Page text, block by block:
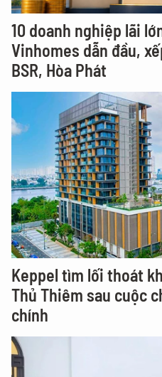
10 doanh nghiệp lãi
Vinhomes dẫn đầu,
BSR, Hòa Phát
Keppel tìm lối thoát
Thủ Thiêm sau cuộc
chính